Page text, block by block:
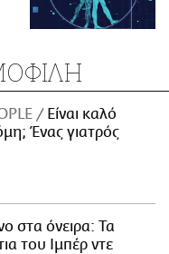
Είναι καλό
Ένας γιατρός
στα όνειρα: Τα
του Ιμπέρ ντε